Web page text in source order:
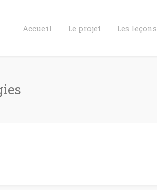
Accueil Le projet Les leçons